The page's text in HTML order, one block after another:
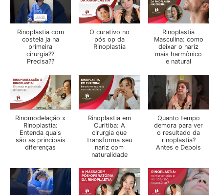
Rinoplastia com
costela ja na
primeira
cirurgia??
Precisa??
O curativo no
pós op da
Rinoplastia
Rinoplastia
Masculina: como
deixar o nariz
mais harmônico
e natural
Rinomodelação x
Rinoplastia:
Entenda quais
são as principais
diferenças
Rinoplastia em
Curitiba: A
cirurgia que
transforma seu
nariz com
naturalidade
Quanto tempo
demora para ver
o resultado da
rinoplastia?
Antes e Depois